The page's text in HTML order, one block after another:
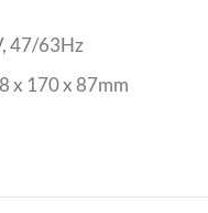
47/63Hz
x 170 x 87mm